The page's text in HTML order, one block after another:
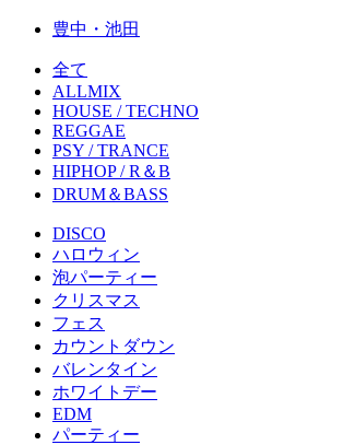
豊中・池田
全て
ALLMIX
HOUSE / TECHNO
REGGAE
PSY / TRANCE
HIPHOP / R＆B
DRUM＆BASS
DISCO
ハロウィン
泡パーティー
クリスマス
フェス
カウントダウン
バレンタイン
ホワイトデー
EDM
パーティー